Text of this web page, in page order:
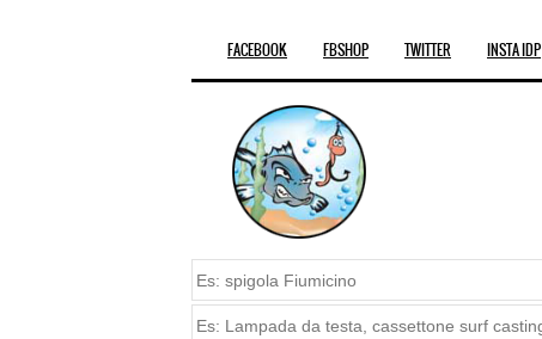
FACEBOOK FBSHOP TWITTER INSTA IDP